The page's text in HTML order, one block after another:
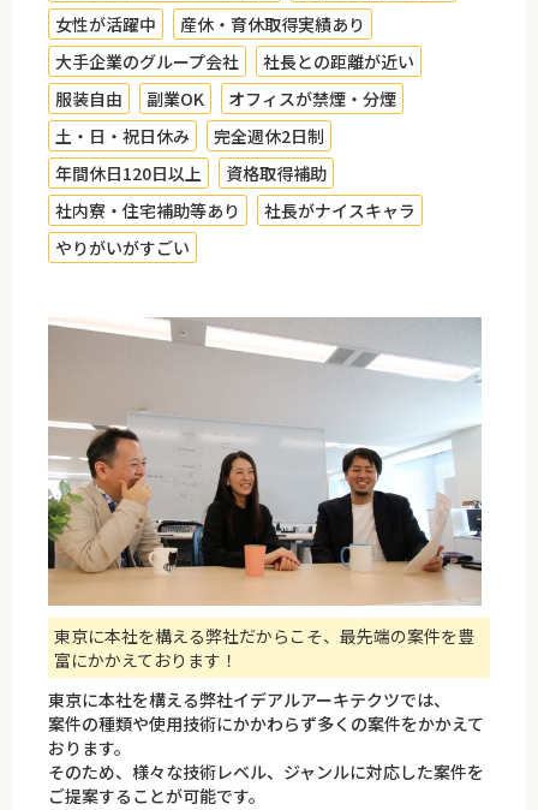
女性が活躍中
産休・育休取得実績あり
大手企業のグループ会社
社長との距離が近い
服装自由
副業OK
オフィスが禁煙・分煙
土・日・祝日休み
完全週休2日制
年間休日120日以上
資格取得補助
社内寮・住宅補助等あり
社長がナイスキャラ
やりがいがすごい
東京に本社を構える弊社だからこそ、最先端の案件を豊
富にかかえております！
東京に本社を構える弊社イデアルアーキテクツでは、
案件の種類や使用技術にかかわらず多くの案件をかかえて
おります。
そのため、様々な技術レベル、ジャンルに対応した案件を
ご提案することが可能です。